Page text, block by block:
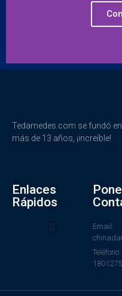
Tedamedes.com se fundó
más de 13 años, ¡increíble!
Enlaces
Rápidos
Email: